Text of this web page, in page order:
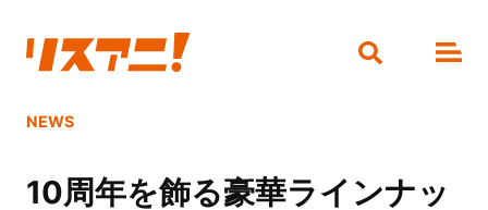
NEWS
10周年を飾る豪華ラインナッ